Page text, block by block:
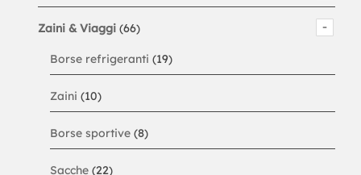
Zaini & Viaggi (66)
Borse refrigeranti (19)
Zaini (10)
Borse sportive (8)
Sacche (22)